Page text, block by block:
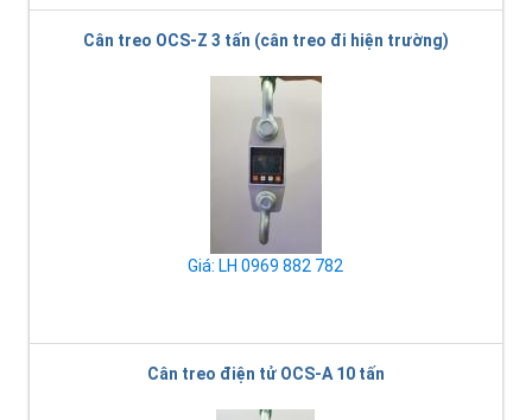
Cân treo OCS-Z 3 tấn (cân treo đi hiện trường)
Giá: LH 0969 882 782
Cân treo điện tử OCS-A 10 tấn